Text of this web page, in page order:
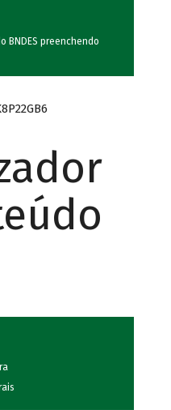
BNDES preenchendo